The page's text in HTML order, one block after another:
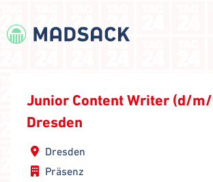
Junior Content Writer (d/
Dresden
Dresden
Präsenz